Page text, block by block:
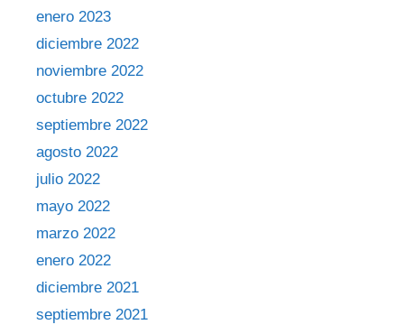
enero 2023
diciembre 2022
noviembre 2022
octubre 2022
septiembre 2022
agosto 2022
julio 2022
mayo 2022
marzo 2022
enero 2022
diciembre 2021
septiembre 2021